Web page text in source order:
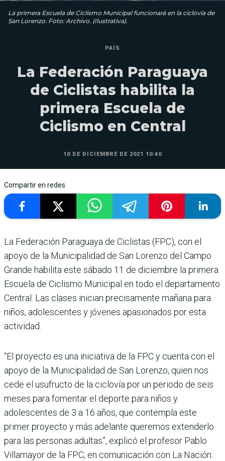
La primera Escuela de Ciclismo Municipal funcionará en la ciclovía de
San Lorenzo. Foto: Archivo. (Ilustrativa).
PAÍS
La Federación Paraguaya
de Ciclistas habilita la
primera Escuela de
Ciclismo en Central
10 DE DICIEMBRE DE 2021 10:40
Compartir en redes
La Federación Paraguaya de Ciclistas (FPC), con el
apoyo de la Municipalidad de San Lorenzo del Campo
Grande habilita este sábado 11 de diciembre la primera
Escuela de Ciclismo Municipal en todo el departamento
Central. Las clases inician precisamente mañana para
niños, adolescentes y jóvenes apasionados por esta
actividad.
“El proyecto es una iniciativa de la FPC y cuenta con el
apoyo de la Municipalidad de San Lorenzo, quien nos
cede el usufructo de la ciclovía por un periodo de seis
meses para fomentar el deporte para niños y
adolescentes de 3 a 16 años, que contempla este
primer proyecto y más adelante queremos extenderlo
para las personas adultas”, explicó el profesor Pablo
Villamayor de la FPC, en comunicación con La Nación.